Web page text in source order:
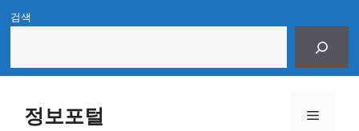
Skip
content
검색
정보포털 Menu